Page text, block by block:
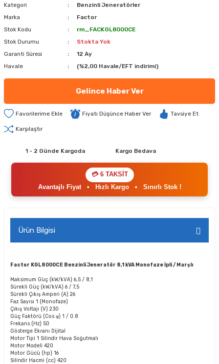
Kategori
Benzinli Jeneratörler
Marka
Factor
Stok Kodu
rm_FACKGL8000CE
Stok Durumu
Stokta Yok
Garanti Süresi
12 Ay
Havale
(%2,00 Havale/EFT indirimi)
Gelince Haber Ver
Fiyatı Düşünce Haber Ver Tavsiye Et
Karşılaştır
1 - 2 Günde Kargoda Kargo Bedava
💳 6 TAKSİT
Avantajlı Fiyat• Hızlı Kargo• Sınırlı Stok !
Ürün Bilgisi
Factor KGL8000CE Benzinli Jeneratör 8,1 kVA Monofaze İpli / Marşlı
Maksimum Güç (kW/kVA) 6,5 / 8,1
Sürekli Güç (kW/kVA) 6 / 7,5
Sürekli Çıkış Amperi (A) 26
Faz Sayısı 1 (Monofaze)
Çıkış Voltajı (V) 230
Güç Faktörü (Cos φ) 1 / 0.8
Frekans (Hz) 50
Gösterge Ekranı Dijital
Motor Tipi 1 Silindir Hava Soğutmalı
Motor Modeli 420
Motor Gücü (hp) 16
Silindir Hacmi (cc) 420